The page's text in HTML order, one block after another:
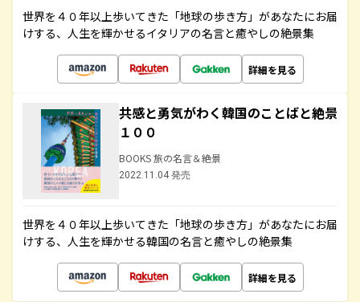
世界を４０年以上歩いてきた「地球の歩き方」があなたにお届
けする、人生を輝かせるイタリアの名言と癒やしの絶景集
詳細を見る
共感と勇気がわく韓国のことばと絶景
１００
BOOKS 旅の名言＆絶景
2022.11.04 発売
世界を４０年以上歩いてきた「地球の歩き方」があなたにお届
けする、人生を輝かせる韓国の名言と癒やしの絶景集
詳細を見る